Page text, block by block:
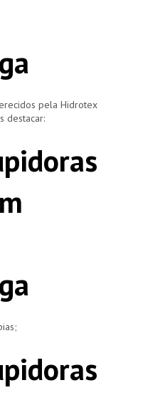
pela Hidrotex
destacar: